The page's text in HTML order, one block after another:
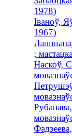
1978)
Іваноў,
1967)
Лапшына,
;
Наскоў,